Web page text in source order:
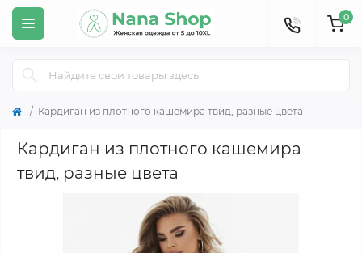
0
Кардиган из плотного кашемира твид, разные цвета
Кардиган из плотного кашемира
твид, разные цвета